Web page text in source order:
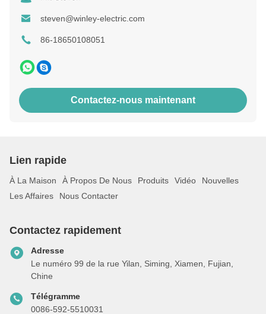
steven@winley-electric.com
86-18650108051
Contactez-nous maintenant
Lien rapide
À La Maison À Propos De Nous Produits Vidéo
Nouvelles
Les Affaires
Nous Contacter
Contactez rapidement
Adresse
Le numéro 99 de la rue Yilan, Siming, Xiamen, Fujian,
Chine
Télégramme
0086-592-5510031